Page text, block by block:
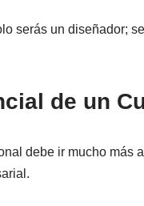
serás un diseñador;
de un
debe ir mucho más